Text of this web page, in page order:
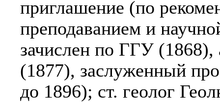
приглашение (по
преподаванием и
зачислен по ГГУ
(1877), заслуженный
до 1896); ст. геолог